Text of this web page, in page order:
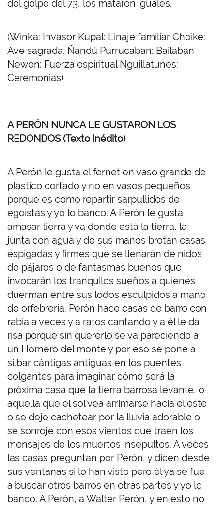
del golpe del 73, los mataron iguales.
(Winka: Invasor Kupal: Linaje familiar Choike:
Ave sagrada. Ñandú Purrucaban: Bailaban
Newen: Fuerza espiritual Nguillatunes:
Ceremonias)
A PERÓN NUNCA LE GUSTARON LOS
REDONDOS (Texto inédito)
A Perón le gusta el fernet en vaso grande de
plástico cortado y no en vasos pequeños
porque es como repartir sarpullidos de
egoístas y yo lo banco. A Perón le gusta
amasar tierra y va donde está la tierra, la
junta con agua y de sus manos brotan casas
espigadas y firmes que se llenarán de nidos
de pájaros o de fantasmas buenos que
invocarán los tranquilos sueños a quienes
duerman entre sus lodos esculpidos a mano
de orfebrería. Perón hace casas de barro con
rabia a veces y a ratos cantando y a él le da
risa porque sin quererlo se va pareciendo a
un Hornero del monte y por eso se pone a
silbar cántigas antiguas en los puentes
colgantes para imaginar cómo será la
próxima casa que la tierra barrosa levante, o
aquella que el sol vea arrimarse hacia el este
o se deje cachetear por la lluvia adorable o
se sonroje con esos vientos que traen los
mensajes de los muertos insepultos. A veces
las casas preguntan por Perón, y dicen desde
sus ventanas si lo han visto pero él ya se fue
a buscar otros barros en otras partes y yo lo
banco. A Perón, a Walter Perón, y en esto no